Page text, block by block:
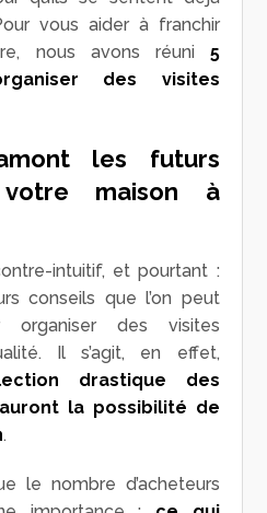
vous aider à franchir
nous avons réuni 5
des visites
les futurs
maison à
intuitif, et pourtant :
conseils que l’on peut
organiser des visites
Il s’agit, en effet,
drastique des
la possibilité de
.
le nombre d’acheteurs